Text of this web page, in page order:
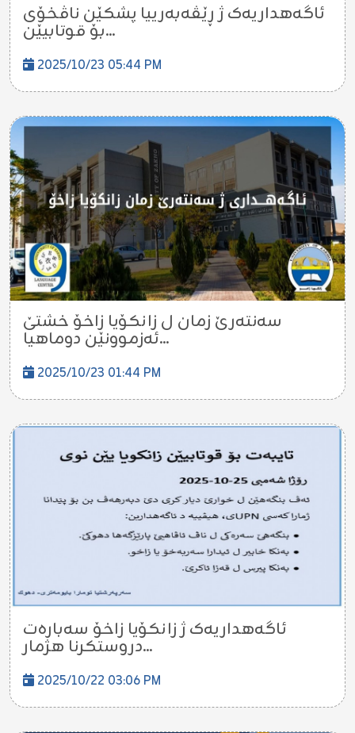
ئاگەهداریەک ژ ڕێڤەبەرییا پشکێن ناڤخۆی
بۆ قوتابیێن...
2025/10/23 05:44 PM
سەنتەرێ زمان ل زانکۆیا زاخۆ خشتێ
ئەزموونێن دوماهیا...
2025/10/23 01:44 PM
ئاگەهداریەک ژ زانکۆیا زاخۆ سەبارەت
دروستکرنا هژمار...
2025/10/22 03:06 PM